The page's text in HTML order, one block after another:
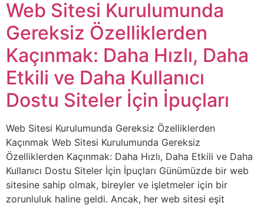
Web Sitesi Kurulumunda
Gereksiz Özelliklerden
Kaçınmak: Daha Hızlı, Daha
Etkili ve Daha Kullanıcı
Dostu Siteler İçin İpuçları
Web Sitesi Kurulumunda Gereksiz Özelliklerden
Kaçınmak Web Sitesi Kurulumunda Gereksiz
Özelliklerden Kaçınmak: Daha Hızlı, Daha Etkili ve Daha
Kullanıcı Dostu Siteler İçin İpuçları Günümüzde bir web
sitesine sahip olmak, bireyler ve işletmeler için bir
zorunluluk haline geldi. Ancak, her web sitesi eşit